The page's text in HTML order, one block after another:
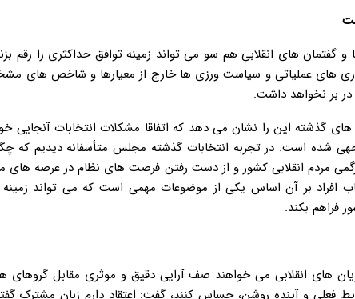
گفتمان های انقلابیِ هم سو می تواند زمینه توافق حداکثری را رقم
عملیاتی و سیاست ورزی ها خارج از معیارها و شاخص های
بر نخواهد داشت.
گذشته این را نشان می دهد که اتفاقا مشکلات انتخابات آنجایی
شده است. در تجربه انتخابات گذشته مجلس متأسفانه دیدیم که
مردم انقلابی کشور و از دست رفتن فرصت های نظام در عرصه های
افراد بر آن اساس یکی از موضوعات مهمی است که می تواند زمینه
فراهم بکند.
جریان های انقلابی می خواهند صف آرایی دقیق و موثری مقابل گروهای
فعلی و آینده روشن، حساس کنند، گفت: اعتقاد دارم زبان مشترک